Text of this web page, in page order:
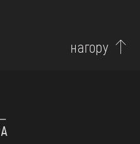
нагору